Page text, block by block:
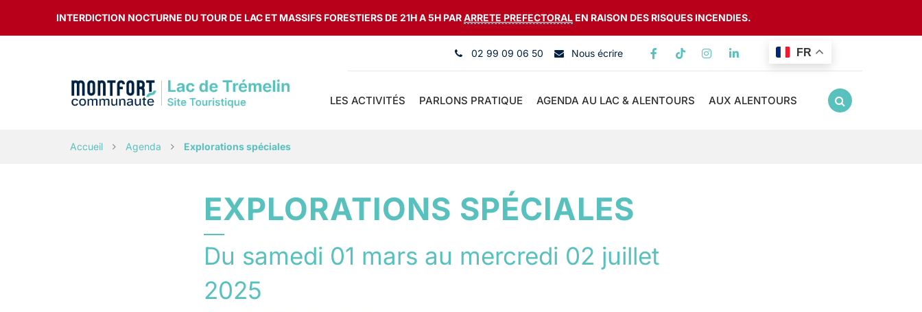
INTERDICTION NOCTURNE DU TOUR DE LAC ET MASSIFS FORESTIERS DE 21H A 5H PARARRETE PREFECTORAL EN RAISON DES RISQUES INCENDIES.
02 99 09 06 50 Nous écrire
Lien vers le compte Facebook
Lien vers le compte TikTok
Lien vers le compte Instagram
Lien vers le compte Linkedin
FR
LES ACTIVITÉS PARLONS PRATIQUE AGENDA AU LAC & ALENTOURS AUX ALENTOURS RECHERCHE
Accueil Agenda Explorations spéciales
EXPLORATIONS SPÉCIALES
Du samedi 01 mars au mercredi 02 juillet
2025